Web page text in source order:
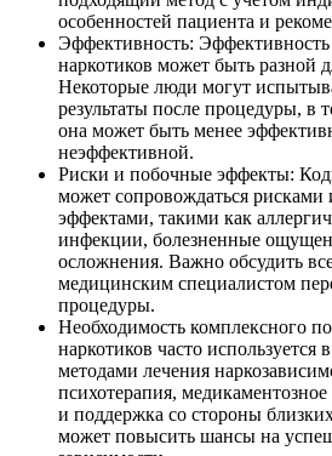
особенностей пациента и
Эффективность:
наркотиков может быть разной
Некоторые люди могут
результаты после процедуры, в
она может быть менее
неэффективной.
Риски и побочные эффекты:
может сопровождаться
эффектами, такими как
инфекции, болезненные
осложнения. Важно обсудить
медицинским специалистом
процедуры.
Необходимость комплексного
наркотиков часто используется
методами лечения
психотерапия,
и поддержка со стороны
может повысить шансы на